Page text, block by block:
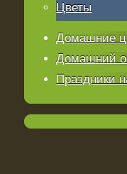
Цветы
Домашние
Домашний
Праздники